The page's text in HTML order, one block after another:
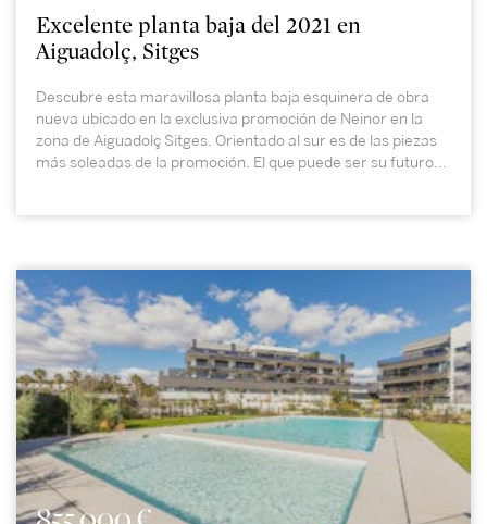
Excelente planta baja del 2021 en
Aiguadolç, Sitges
Descubre esta maravillosa planta baja esquinera de obra
nueva ubicado en la exclusiva promoción de Neinor en la
zona de Aiguadolç Sitges. Orientado al sur es de las piezas
más soleadas de la promoción. El que puede ser su futuro...